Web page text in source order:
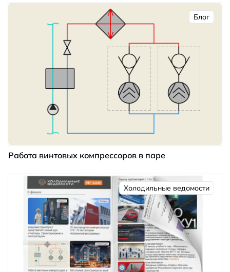
Блог
Работа винтовых компрессоров в паре
Холодильные ведомости